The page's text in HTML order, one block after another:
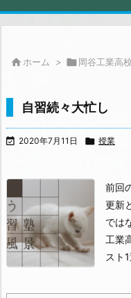
 ホーム > 岡谷工業高校
自習続々大忙し
 2020年7月11日  授業
前回
更新
では
工業
スト